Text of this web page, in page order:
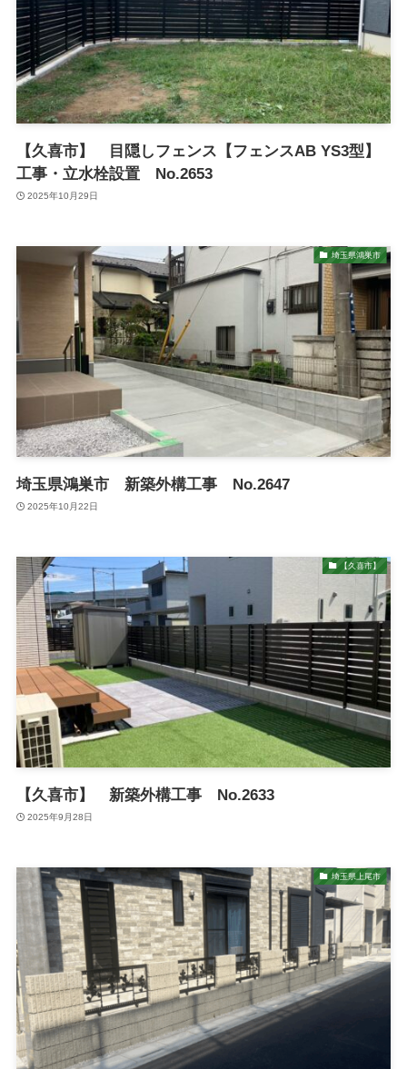
【久喜市】 目隠しフェンス【フェンスAB YS3型】
工事・立水栓設置 No.2653
2025年10月29日
埼玉県鴻巣市
埼玉県鴻巣市 新築外構工事 No.2647
2025年10月22日
【久喜市】
【久喜市】 新築外構工事 No.2633
2025年9月28日
埼玉県上尾市